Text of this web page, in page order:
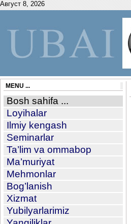
Август 8, 2026
MENU ...
Bosh sahifa ...
Loyihalar
Ilmiy kengash
Seminarlar
Ta’lim va ommabop
Ma’muriyat
Mehmonlar
Bog’lanish
Xizmat
Yubilyarlarimiz